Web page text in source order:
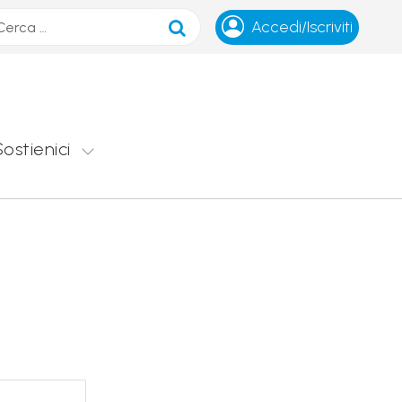
Accedi/Iscriviti